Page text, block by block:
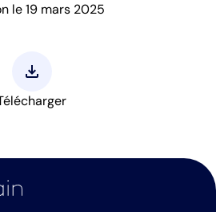
le 19 mars 2025
download